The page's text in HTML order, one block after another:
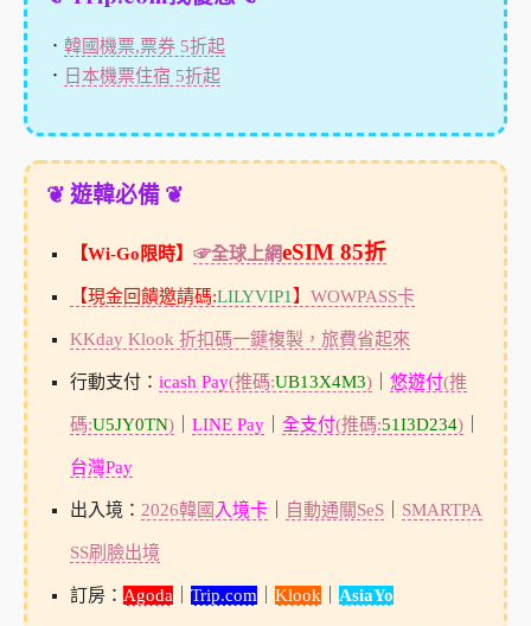
． 韓國機票,票券 5折起
． 日本機票住宿 5折起
❦ 遊韓必備 ❦
【Wi-Go限時】 ☞全球上網eSIM 85折
【現金回饋邀請碼:LILYVIP1】 WOWPASS卡
KKday Klook 折扣碼一鍵複製，旅費省起來
行動支付： icash Pay(推碼:UB13X4M3)｜ 悠遊付(推
碼:U5JY0TN)｜ LINE Pay｜ 全支付(推碼:51I3D234)｜
台灣Pay
出入境： 2026韓國 入境卡｜ 自動通關SeS｜ SMARTPA
SS刷臉出境
訂房： Agoda｜ Trip.com｜ Klook｜ AsiaYo